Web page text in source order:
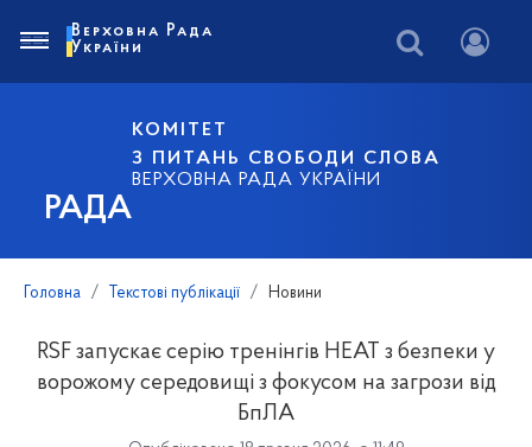
РАДА
КОМІТЕТ
З ПИТАНЬ СВОБОДИ СЛОВА
ВЕРХОВНА РАДА УКРАЇНИ
Верховна Рада
України
Головна Текстові публікації Новини
RSF запускає серію тренінгів HEAT з безпеки у
ворожому середовищі з фокусом на загрози від
БпЛА